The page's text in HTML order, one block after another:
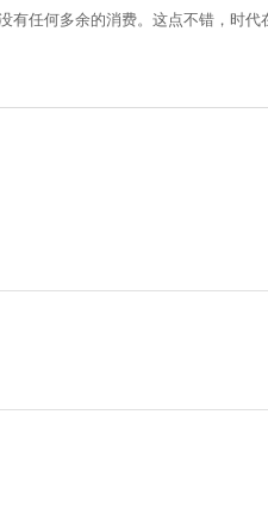
有任何多余的消费。这点不错，时